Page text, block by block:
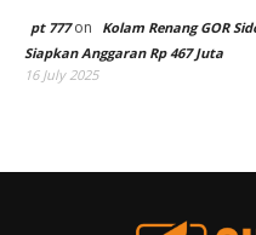
pt 777on
Kolam Renang GOR
Siapkan Anggaran Rp 467 Juta
16 July 2025